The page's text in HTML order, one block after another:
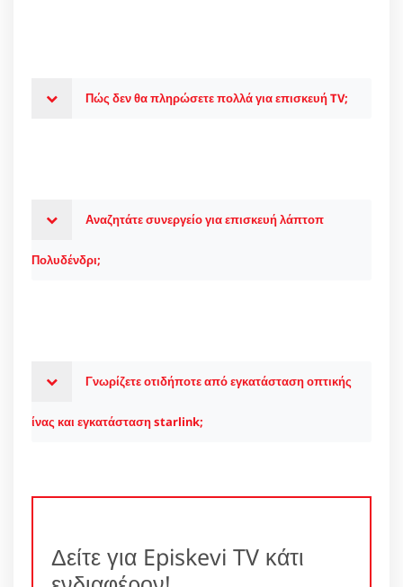
Πώς δεν θα πληρώσετε πολλά για επισκευή TV;
Αναζητάτε συνεργείο για επισκευή λάπτοπ
Πολυδένδρι;
Γνωρίζετε οτιδήποτε από εγκατάσταση οπτικής
ίνας και εγκατάσταση starlink;
Δείτε για Episkevi TV κάτι